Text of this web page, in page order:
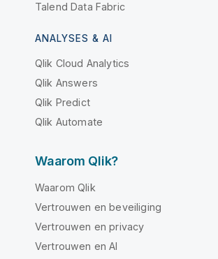
Talend Data Fabric
ANALYSES & AI
Qlik Cloud Analytics
Qlik Answers
Qlik Predict
Qlik Automate
Waarom Qlik?
Waarom Qlik
Vertrouwen en beveiliging
Vertrouwen en privacy
Vertrouwen en AI